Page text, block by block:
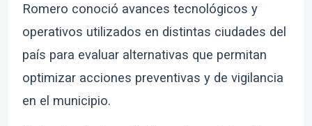
Romero conoció avances tecnológicos y
operativos utilizados en distintas ciudades del
país para evaluar alternativas que permitan
optimizar acciones preventivas y de vigilancia
en el municipio.